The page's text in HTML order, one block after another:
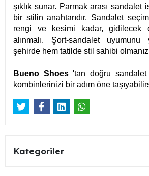
şıklık sunar. Parmak arası sandalet
bir stilin anahtarıdır. Sandalet
rengi ve kesimi kadar, gidilecek
alınmalı. Şort-sandalet uyumunu
şehirde hem tatilde stil sahibi
Bueno Shoes'tan doğru sandalet
kombinlerinizi bir adım öne
Kategoriler